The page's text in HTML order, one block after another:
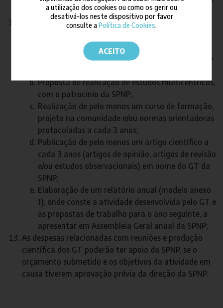
a utilização dos cookies ou como os gerir ou
desativá-los neste dispositivo por favor
consulte aPolítica de Cookies
ACEITO
o cumprimento dos estatutos da SPNP;
Ao GT é pedido:
Portugal, através da realização de questionários
dirigidos a médicos, outros profissionais de saúde
Proposta de realização de estudos multicêntricos,
com o patrocínio da SPNP;
Realização de pelo menos um curso de formação,
projeto na comunidade e/ou normas orientadoras
protocoladas a cada 3 anos;
Publicação de pelo menos um artigo científico a
cada 3 anos (artigos de opinião, artigos de revisão
e/ou estudos observacionais) em nome do GT da
SPNP;
Elaboração de um relatório anual (modelo anexo
1), onde conste a atividade desenvolvida pelo GT e
as propostas de trabalho para o ano seguinte, a
apresentar em Assembleia Geral anual da SPNP;
As despesas relacionadas com reuniões e produção
científica dos GT poderão ter apoio da SPNP, se o
orçamento submetido e os objetivos da atividade em
causa tiverem aprovação prévia da direção da SPNP.